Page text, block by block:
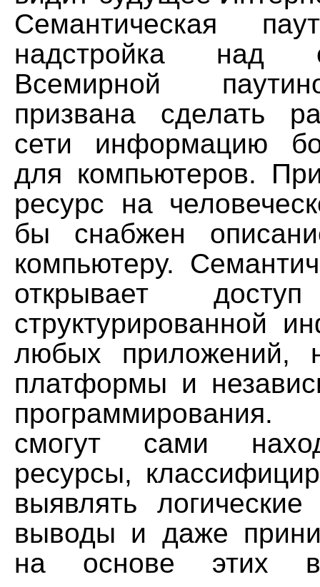
Семантическая
надстройка над
Всемирной
призвана сделать
сети информацию
для компьютеров.
ресурс на
бы снабжен
компьютеру.
открывает
структурированной
любых приложений,
платформы и
смогут сами
ресурсы,
выявлять
выводы и даже
на основе этих